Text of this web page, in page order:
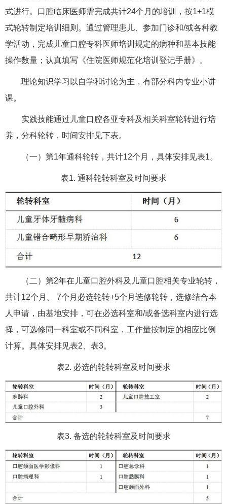
式进行。口腔临床医师需完成共计24个月的培训，按1+1模
式轮转制定培训细则。通过管理患儿、参加门诊和/或各种教
学活动，完成儿童口腔专科医师培训规定的病种和基本技能
操作数量；认真填写《住院医师规范化培训登记手册》。
理论知识学习以自学和讨论为主，有部分科内专业小讲
课。
实践技能通过儿童口腔各亚专科及相关科室轮转进行培
养，分科轮转，时间安排见下表。
（一）第1年通科轮转，共计12个月，具体安排见表1。
表1. 通科轮转科室及时间要求
（二）第2年在儿童口腔外科及儿童口腔相关专业轮转，
共计12个月。 7个月必选轮转+5个月选修轮转，选修结合本
人申请，由基地安排，可在必选科室和/或备选科室内进行选
择，可选修同一科室或不同科室，工作量按制定的相应比例
计算。具体安排见表2、表3。
表2. 必选的轮转科室及时间要求
表3. 备选的轮转科室及时间要求